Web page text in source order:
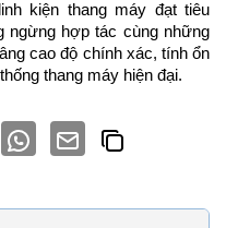
kiện thang máy đạt tiêu
ngừng hợp tác cùng những
cao độ chính xác, tính ổn
thang máy hiện đại.